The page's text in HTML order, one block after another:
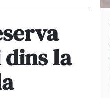
la